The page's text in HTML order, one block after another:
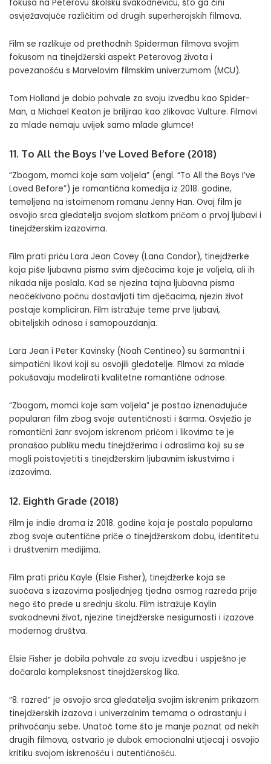
fokusa na Peterovu školsku svakodnevicu, što ga čini
osvježavajuće različitim od drugih superherojskih filmova.
Film se razlikuje od prethodnih Spiderman filmova svojim
fokusom na tinejdžerski aspekt Peterovog života i
povezanošću s Marvelovim filmskim univerzumom (MCU).
Tom Holland je dobio pohvale za svoju izvedbu kao Spider-
Man, a Michael Keaton je briljirao kao zlikovac Vulture. Filmovi
za mlade nemaju uvijek samo mlade glumce!
11. To All the Boys I’ve Loved Before (2018)
“Zbogom, momci koje sam voljela” (engl. “To All the Boys I’ve
Loved Before”) je romantična komedija iz 2018. godine,
temeljena na istoimenom romanu Jenny Han. Ovaj film je
osvojio srca gledatelja svojom slatkom pričom o prvoj ljubavi i
tinejdžerskim izazovima.
Film prati priču Lara Jean Covey (Lana Condor), tinejdžerke
koja piše ljubavna pisma svim dječacima koje je voljela, ali ih
nikada nije poslala. Kad se njezina tajna ljubavna pisma
neočekivano počnu dostavljati tim dječacima, njezin život
postaje kompliciran. Film istražuje teme prve ljubavi,
obiteljskih odnosa i samopouzdanja.
Lara Jean i Peter Kavinsky (Noah Centineo) su šarmantni i
simpatični likovi koji su osvojili gledatelje. Filmovi za mlade
pokušavaju modelirati kvalitetne romantične odnose.
“Zbogom, momci koje sam voljela” je postao iznenađujuće
popularan film zbog svoje autentičnosti i šarma. Osvježio je
romantični žanr svojom iskrenom pričom i likovima te je
pronašao publiku među tinejdžerima i odraslima koji su se
mogli poistovjetiti s tinejdžerskim ljubavnim iskustvima i
izazovima.
12. Eighth Grade (2018)
Film je indie drama iz 2018. godine koja je postala popularna
zbog svoje autentične priče o tinejdžerskom dobu, identitetu
i društvenim medijima.
Film prati priču Kayle (Elsie Fisher), tinejdžerke koja se
suočava s izazovima posljednjeg tjedna osmog razreda prije
nego što pređe u srednju školu. Film istražuje Kaylin
svakodnevni život, njezine tinejdžerske nesigurnosti i izazove
modernog društva.
Elsie Fisher je dobila pohvale za svoju izvedbu i uspješno je
dočarala kompleksnost tinejdžerskog lika.
“8. razred” je osvojio srca gledatelja svojim iskrenim prikazom
tinejdžerskih izazova i univerzalnim temama o odrastanju i
prihvaćanju sebe. Unatoč tome što je manje poznat od nekih
drugih filmova, ostvario je dubok emocionalni utjecaj i osvojio
kritiku svojom iskrenošću i autentičnošću.